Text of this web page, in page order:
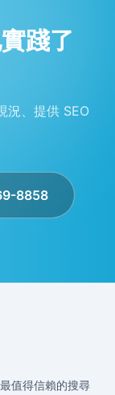
踐了
況、提供 SEO
8858
值得信賴的搜尋